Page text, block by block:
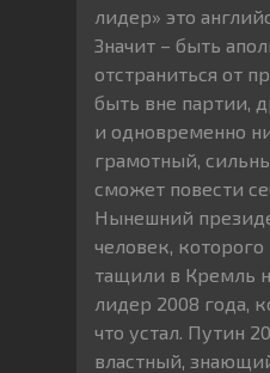
лидер» это
Значит – быть
отстраниться от
быть вне партии,
и одновременно
грамотный,
сможет повести
Нынешний
человек, которого
тащили в Кремль
лидер 2008 года,
что устал. Путин
властный,